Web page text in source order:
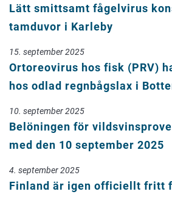
Lätt smittsamt fågelvirus
tamduvor i Karleby
15. september 2025
Ortoreovirus hos fisk (PRV)
hos odlad regnbågslax i
10. september 2025
Belöningen för
med den 10 september 2025
4. september 2025
Finland är igen officiellt fritt